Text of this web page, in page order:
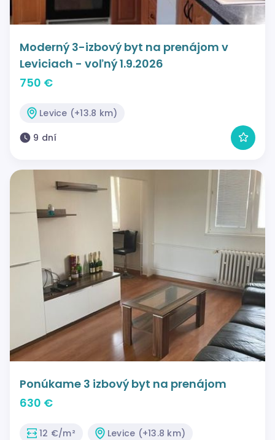
Moderný 3-izbový byt na prenájom v
Leviciach - voľný 1.9.2026
750 €
Levice (+13.8 km)
9 dní
Ponúkame 3 izbový byt na prenájom
630 €
12 €/m²
Levice (+13.8 km)